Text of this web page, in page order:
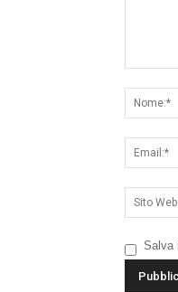
Salva